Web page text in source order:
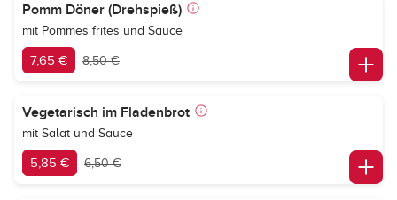
Pomm Döner (Drehspieß)
mit Pommes frites und Sauce
7,65 € 8,50 €
Vegetarisch im Fladenbrot
mit Salat und Sauce
5,85 € 6,50 €